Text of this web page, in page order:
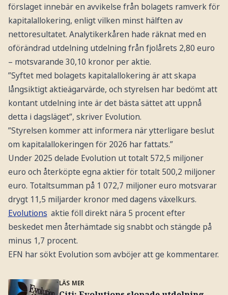
förslaget innebär en avvikelse från bolagets ramverk för
kapitalallokering, enligt vilken minst hälften av
nettoresultatet. Analytikerkåren hade räknat med en
oförändrad utdelning utdelning från fjolårets 2,80 euro
– motsvarande 30,10 kronor per aktie.
”Syftet med bolagets kapitalallokering är att skapa
långsiktigt aktieägarvärde, och styrelsen har bedömt att
kontant utdelning inte är det bästa sättet att uppnå
detta i dagsläget”, skriver Evolution.
”Styrelsen kommer att informera när ytterligare beslut
om kapitalallokeringen för 2026 har fattats.”
Under 2025 delade Evolution ut totalt 572,5 miljoner
euro och återköpte egna aktier för totalt 500,2 miljoner
euro. Totaltsumman på 1 072,7 miljoner euro motsvarar
drygt 11,5 miljarder kronor med dagens växelkurs.
Evolutions aktie föll direkt nära 5 procent efter
beskedet men återhämtade sig snabbt och stängde på
minus 1,7 procent.
EFN har sökt Evolution som avböjer att ge kommentarer.
LÄS MER